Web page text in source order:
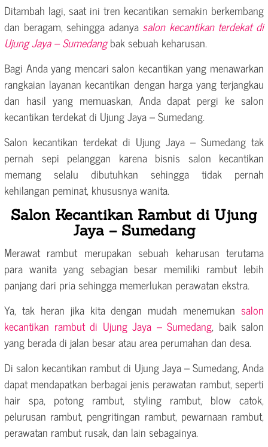
Ditambah lagi, saat ini tren kecantikan semakin berkembang
dan beragam, sehingga adanya salon kecantikan terdekat di
Ujung Jaya – Sumedangbak sebuah keharusan.
Bagi Anda yang mencari salon kecantikan yang menawarkan
rangkaian layanan kecantikan dengan harga yang terjangkau
dan hasil yang memuaskan, Anda dapat pergi ke salon
kecantikan terdekat di Ujung Jaya – Sumedang.
Salon kecantikan terdekat di Ujung Jaya – Sumedang tak
pernah sepi pelanggan karena bisnis salon kecantikan
memang selalu dibutuhkan sehingga tidak pernah
kehilangan peminat, khususnya wanita.
Salon Kecantikan Rambut di Ujung
Jaya – Sumedang
Merawat rambut merupakan sebuah keharusan terutama
para wanita yang sebagian besar memiliki rambut lebih
panjang dari pria sehingga memerlukan perawatan ekstra.
Ya, tak heran jika kita dengan mudah menemukan salon
kecantikan rambut di Ujung Jaya – Sumedang, baik salon
yang berada di jalan besar atau area perumahan dan desa.
Di salon kecantikan rambut di Ujung Jaya – Sumedang, Anda
dapat mendapatkan berbagai jenis perawatan rambut, seperti
hair spa, potong rambut, styling rambut, blow catok,
pelurusan rambut, pengritingan rambut, pewarnaan rambut,
perawatan rambut rusak, dan lain sebagainya.